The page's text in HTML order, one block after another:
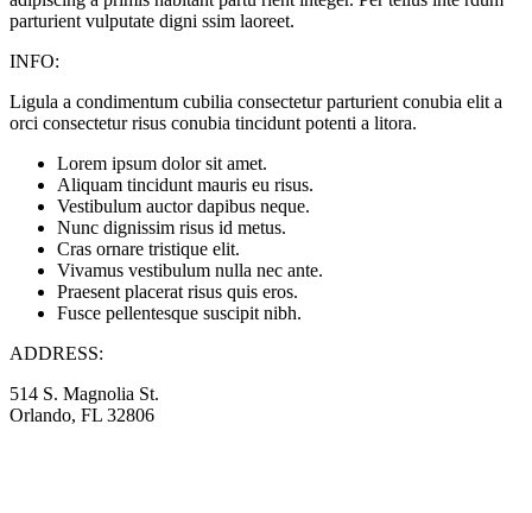
parturient vulputate digni ssim laoreet.
INFO:
Ligula a condimentum cubilia consectetur parturient conubia elit a
orci consectetur risus conubia tincidunt potenti a litora.
Lorem ipsum dolor sit amet.
Aliquam tincidunt mauris eu risus.
Vestibulum auctor dapibus neque.
Nunc dignissim risus id metus.
Cras ornare tristique elit.
Vivamus vestibulum nulla nec ante.
Praesent placerat risus quis eros.
Fusce pellentesque suscipit nibh.
ADDRESS:
514 S. Magnolia St.
Orlando, FL 32806